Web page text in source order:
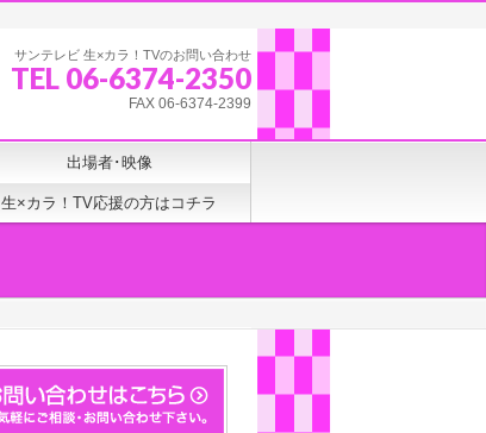
サンテレビ 生×カラ！TVのお問い合わせ
TEL 06-6374-2350
FAX 06-6374-2399
出場者･映像
生×カラ！TV応援の方はコチラ